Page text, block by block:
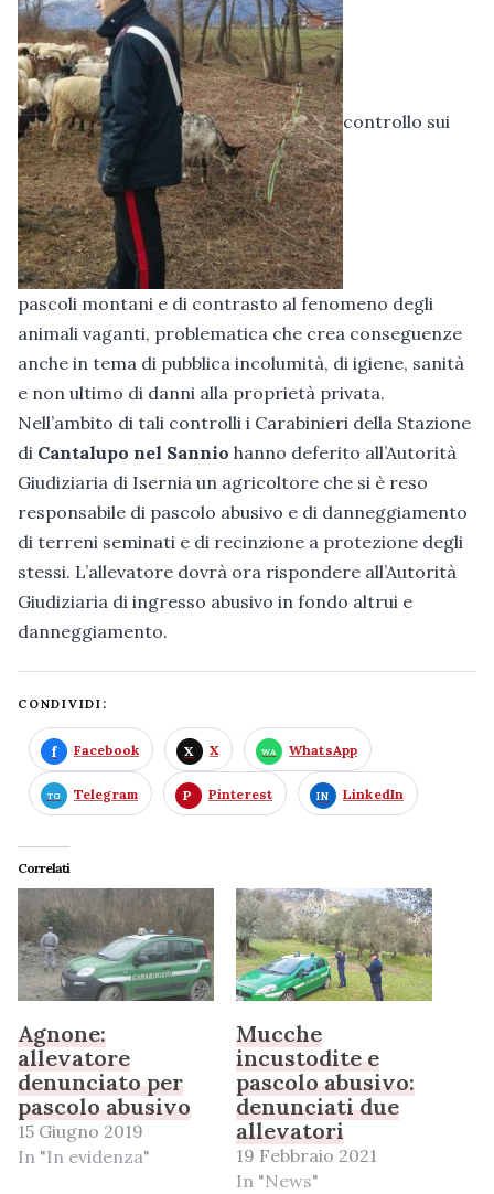
controllo sui
pascoli montani e di contrasto al fenomeno degli
animali vaganti, problematica che crea conseguenze
anche in tema di pubblica incolumità, di igiene, sanità
e non ultimo di danni alla proprietà privata.
Nell’ambito di tali controlli i Carabinieri della Stazione
di Cantalupo nel Sannio hanno deferito all’Autorità
Giudiziaria di Isernia un agricoltore che si è reso
responsabile di pascolo abusivo e di danneggiamento
di terreni seminati e di recinzione a protezione degli
stessi. L’allevatore dovrà ora rispondere all’Autorità
Giudiziaria di ingresso abusivo in fondo altrui e
danneggiamento.
CONDIVIDI:
Facebook X WhatsApp
Telegram Pinterest LinkedIn
Correlati
Agnone:
allevatore
denunciato per
pascolo abusivo
15 Giugno 2019
In "In evidenza"
Mucche
incustodite e
pascolo abusivo:
denunciati due
allevatori
19 Febbraio 2021
In "News"